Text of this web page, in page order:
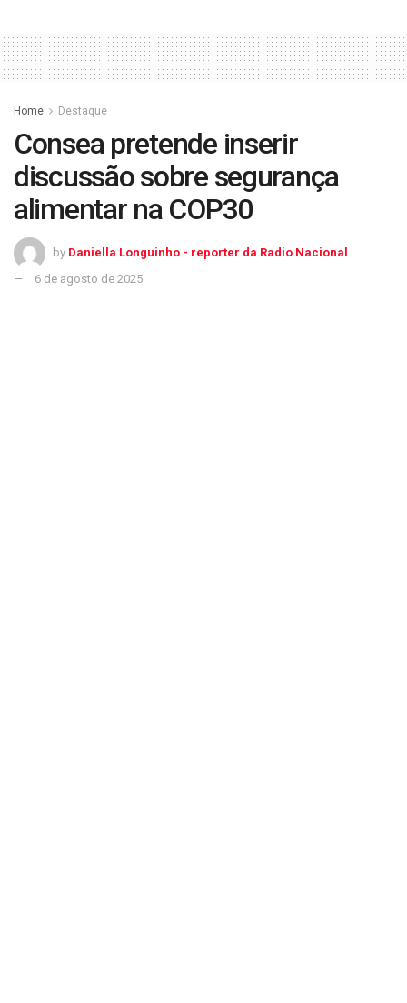
Home Destaque
Consea pretende inserir
discussão sobre segurança
alimentar na COP30
by Daniella Longuinho - reporter da Radio Nacional
6 de agosto de 2025